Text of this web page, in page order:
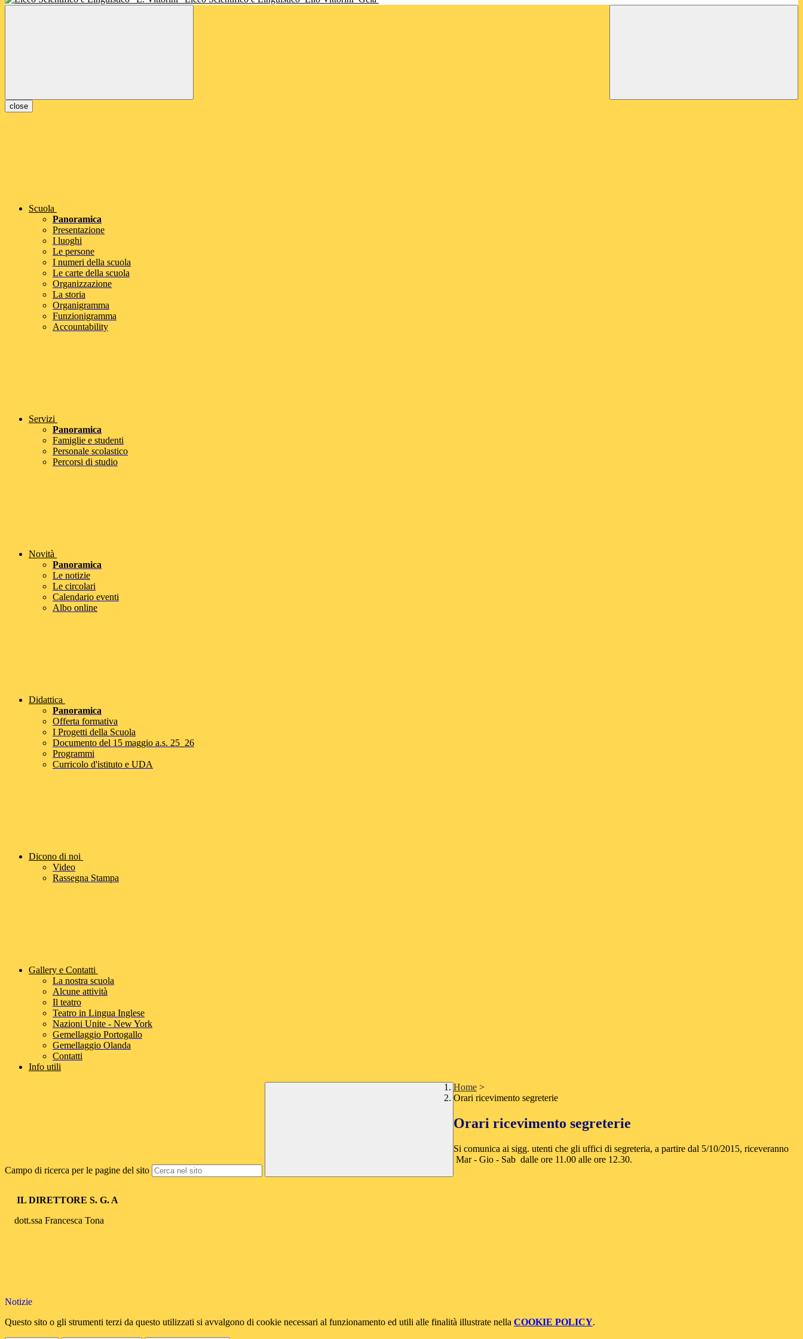
close
Scuola
Panoramica
Presentazione
I luoghi
Le persone
I numeri della scuola
Le carte della scuola
Organizzazione
La storia
Organigramma
Funzionigramma
Accountability
Servizi
Panoramica
Famiglie e studenti
Personale scolastico
Percorsi di studio
Novità
Panoramica
Le notizie
Le circolari
Calendario eventi
Albo online
Didattica
Panoramica
Offerta formativa
I Progetti della Scuola
Documento del 15 maggio a.s. 25_26
Programmi
Curricolo d'istituto e UDA
Dicono di noi
Video
Rassegna Stampa
Gallery e Contatti
La nostra scuola
Alcune attività
Il teatro
Teatro in Lingua Inglese
Nazioni Unite - New York
Gemellaggio Portogallo
Gemellaggio Olanda
Contatti
Info utili
Campo di ricerca per le pagine del sito
Home >
Orari ricevimento segreterie
Orari ricevimento segreterie
Si comunica ai sigg. utenti che gli uffici di segreteria, a partire dal 5/10/2015, riceveranno
Mar - Gio - Sab dalle ore 11.00 alle ore 12.30.
IL DIRETTORE S. G. A
dott.ssa Francesca Tona
Notizie
Questo sito o gli strumenti terzi da questo utilizzati si avvalgono di cookie necessari al funzionamento ed utili alle finalità illustrate nella COOKIE POLICY.